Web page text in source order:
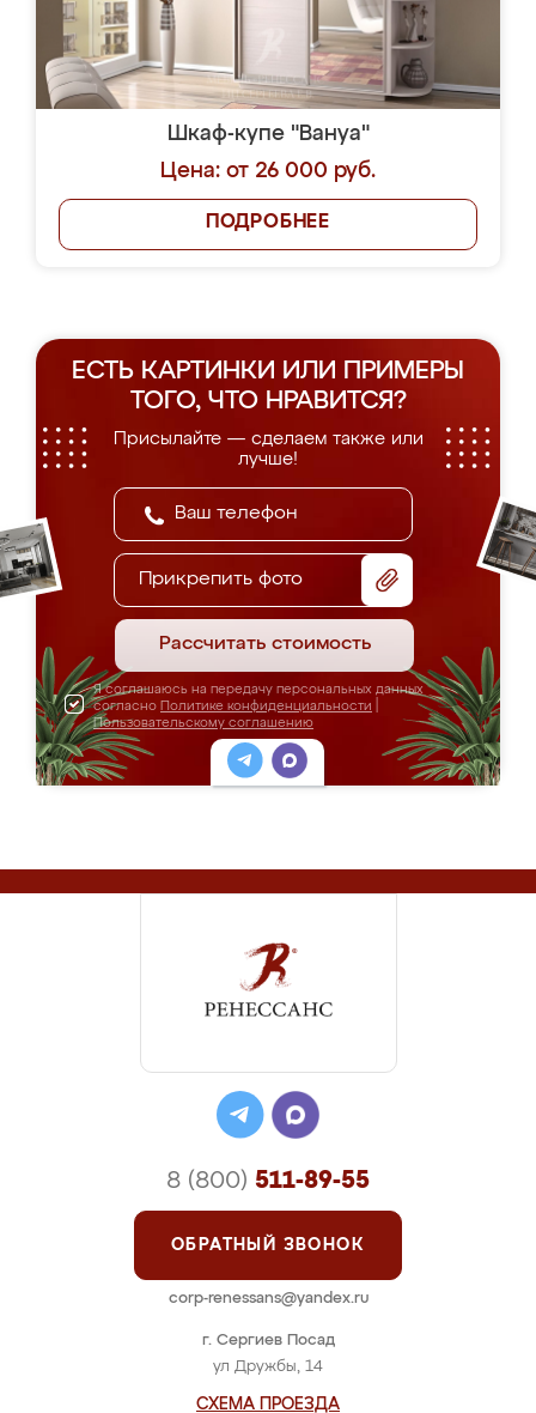
Шкаф-купе "Вануа"
Цена: от 26 000 руб.
ПОДРОБНЕЕ
ЕСТЬ КАРТИНКИ ИЛИ ПРИМЕРЫ
ТОГО, ЧТО НРАВИТСЯ?
Присылайте — сделаем также или
лучше!
Прикрепить фото
Рассчитать стоимость
Я соглашаюсь на передачу персональных данных
согласно Политике конфиденциальности
Пользовательскому соглашению
г. Сергиев Посад
ул Дружбы, 14
СХЕМА ПРОЕЗДА
8 (800) 511-89-55
ОБРАТНЫЙ ЗВОНОК
corp-renessans@yandex.ru